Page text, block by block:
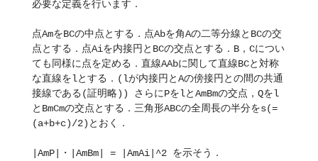
必要な定義を行います．
点AmをBCの中点とする．点Abを角Aの二等分線とBCの交
点とする．点Aiを内接円とBCの交点とする．B，Cについ
ても同様に点を定める．直線AAbに関して直線BCと対称
な直線をlとする．(lが内接円とAの傍接円との間の共通
接線である(証明略)) さらにPをlとAmBmの交点，Qをl
とBmCmの交点とする．三角形ABCの全周長の半分をs(=
(a+b+c)/2)とおく．
|AmP|・|AmBm| = |AmAi|^2 を示そう．